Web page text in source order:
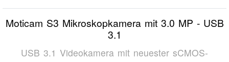
Moticam S3 Mikroskopkamera mit 3.0 MP - USB
3.1
USB 3.1 Videokamera mit neuester sCMOS-